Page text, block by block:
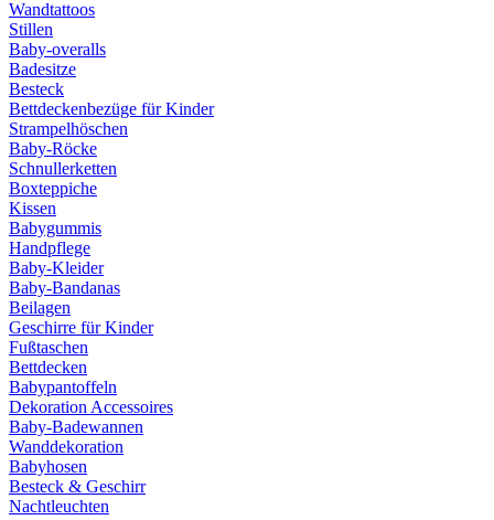
Wandtattoos
Stillen
Baby-overalls
Badesitze
Besteck
Bettdeckenbezüge für Kinder
Strampelhöschen
Baby-Röcke
Schnullerketten
Boxteppiche
Kissen
Babygummis
Handpflege
Baby-Kleider
Baby-Bandanas
Beilagen
Geschirre für Kinder
Fußtaschen
Bettdecken
Babypantoffeln
Dekoration Accessoires
Baby-Badewannen
Wanddekoration
Babyhosen
Besteck & Geschirr
Nachtleuchten